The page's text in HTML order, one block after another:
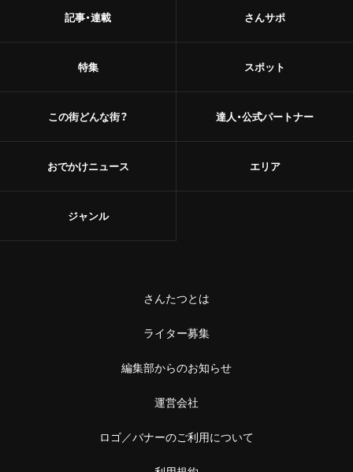
記事・連載
特集
この街どんな街？
おでかけニュース
さんサポ
スポット
達人・公式パートナー
エリア
ジャンル
さんたつとは
ライター募集
編集部からのお知らせ
運営会社
ロゴ／バナーのご利用について